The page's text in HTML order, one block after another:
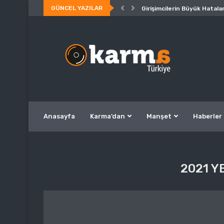
GÜNCEL YAZILAR Girişimcilerin Büyük
Anasayfa Karma’dan Manşet Haberler
2021